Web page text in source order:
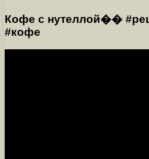
Кофе с нутеллой��
#кофе